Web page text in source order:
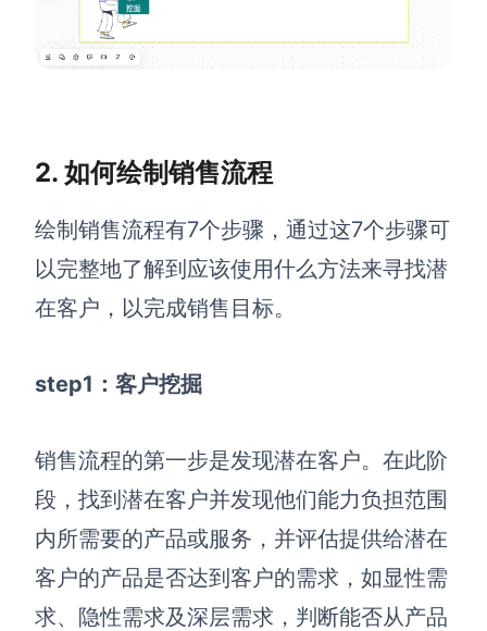
创意与绘图
AI生成思维导图
AI生成用户旅程图
AI生成甘特图
AI生成组织结构图
战略与流程设计
AI生成5Why分析
AI生成平衡计分卡
AI生成时间管理四象限
数据分析与策略
AI生成用户画像
AI生成Smart分析
AI生成波士顿矩阵
智能创作
AI生成PPT
AI生成图片
AI写作
2. 如何绘制销售流程
绘制销售流程有7个步骤，通过这7个步骤可
以完整地了解到应该使用什么方法来寻找潜
在客户，以完成销售目标。
step1：客户挖掘
销售流程的第一步是发现潜在客户。在此阶
段，找到潜在客户并发现他们能力负担范围
内所需要的产品或服务，并评估提供给潜在
客户的产品是否达到客户的需求，如显性需
求、隐性需求及深层需求，判断能否从产品